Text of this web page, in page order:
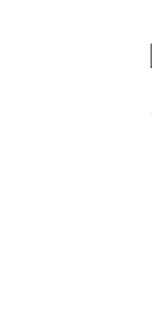
BÚSQUEDAS
Pilothouse PRO Limited
Gafas de sol
Los más vendidos de